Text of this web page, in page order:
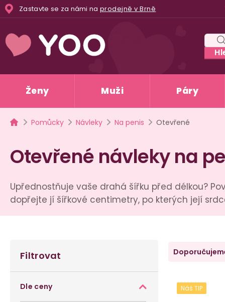
Přejít
na
Zastavte se za námi na prodejně v Brně
Ženy Muži Páry
Domů
Pomůcky Návleky Na penis Otevřené
Otevřené návleky na
Upřednostňuje vaše drahá šířku před délkou?
dopřejte jí šířkové centimetry, po kterých její
o
Filtrovat
Dle ceny
Ř
V Náš TIP